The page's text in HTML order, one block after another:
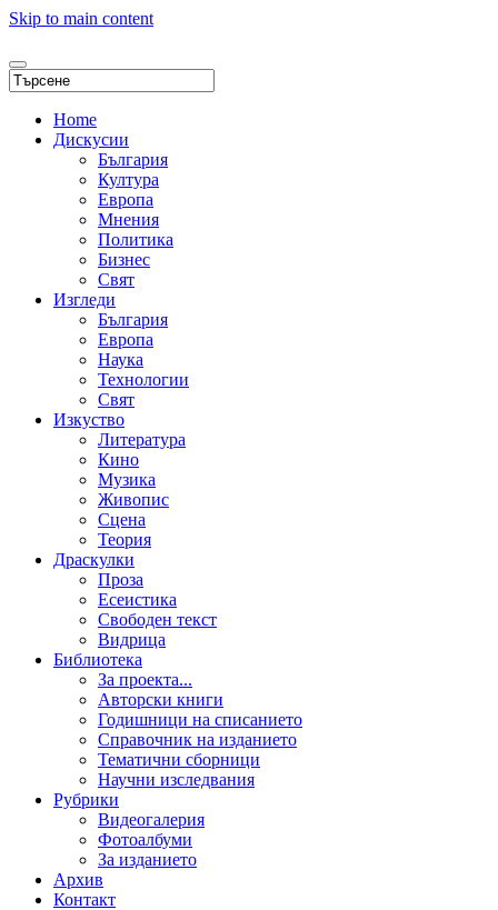
Skip to main content
Home
Дискусии
България
Култура
Европа
Мнения
Политика
Бизнес
Свят
Изгледи
България
Европа
Наука
Технологии
Свят
Изкуство
Литература
Кино
Музика
Живопис
Сцена
Теория
Драскулки
Проза
Есеистика
Свободен текст
Видрица
Библиотека
За проекта...
Авторски книги
Годишници на списанието
Справочник на изданието
Тематични сборници
Научни изследвания
Рубрики
Видеогалерия
Фотоалбуми
За изданието
Архив
Контакт